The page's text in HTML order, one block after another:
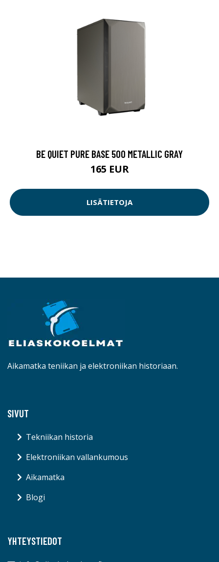
BE QUIET PURE BASE 500 METALLIC GRAY
165 EUR
LISÄTIETOJA
Aikamatka teniikan ja elektroniikan historiaan.
SIVUT
Tekniikan historia
Elektroniikan vallankumous
Aikamatka
Blogi
YHTEYSTIEDOT